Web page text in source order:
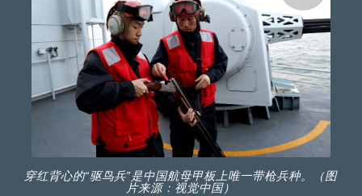
穿红背心的“驱鸟兵”是中国航母甲板上唯一带枪兵种。（图
片来源：视觉中国）